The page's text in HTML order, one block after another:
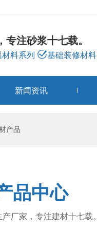
注砂浆十七载。
料系列 基础装修材料
新闻资讯
产品
品中心
厂家，专注建材十七载。